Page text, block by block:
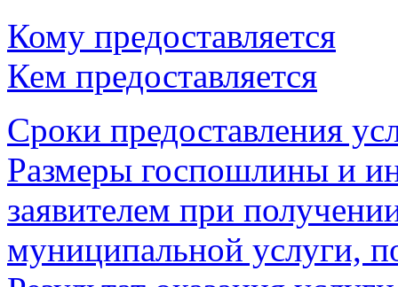
Кому предоставляется
Кем предоставляется
Сроки предоставления
Размеры госпошлины и
заявителем при
муниципальной услуги,